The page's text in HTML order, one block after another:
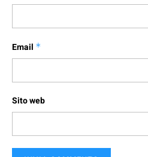
Email *
Sito web